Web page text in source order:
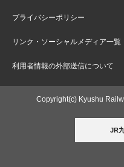
プライバシーポリシー
リンク・ソーシャルメディア一覧
利用者情報の外部送信について
Copyright(c) Kyushu
JR